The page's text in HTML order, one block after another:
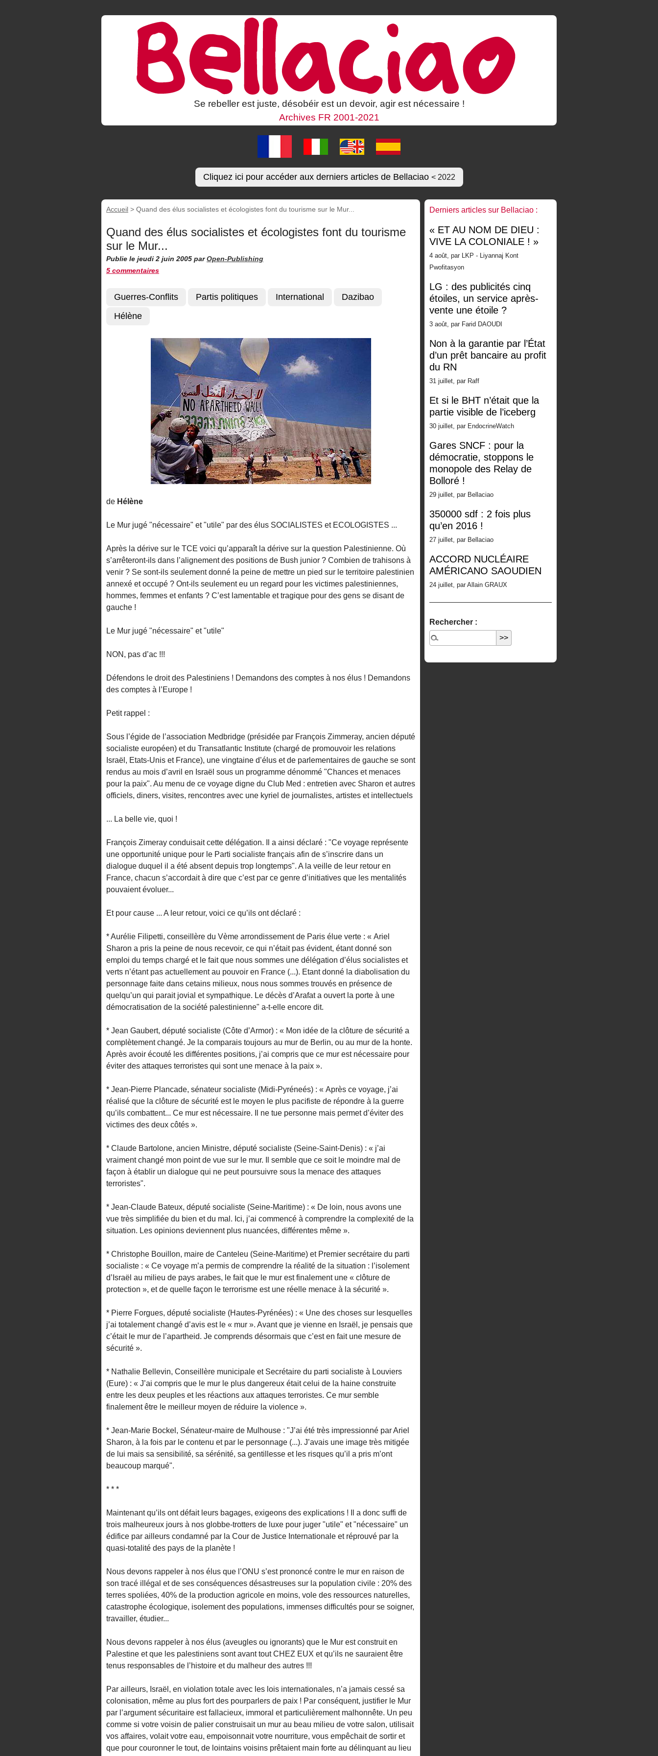
Se rebeller est juste, désobéir est un devoir, agir est nécessaire !
Archives FR 2001-2021
Cliquez ici pour accéder aux derniers articles de Bellaciao < 2022
Accueil > Quand des élus socialistes et écologistes font du tourisme sur le Mur...
Quand des élus socialistes et écologistes font du tourisme
sur le Mur...
Publie le jeudi 2 juin 2005 parOpen-Publishing
5 commentaires
Guerres-Conflits Partis politiques International
Dazibao
Hélène
de Hélène
Le Mur jugé "nécessaire" et "utile" par des élus SOCIALISTES et ECOLOGISTES ...
Après la dérive sur le TCE voici qu’apparaît la dérive sur la question Palestinienne. Où
s’arrêteront-ils dans l’alignement des positions de Bush junior ? Combien de trahisons à
venir ? Se sont-ils seulement donné la peine de mettre un pied sur le territoire palestinien
annexé et occupé ? Ont-ils seulement eu un regard pour les victimes palestiniennes,
hommes, femmes et enfants ? C’est lamentable et tragique pour des gens se disant de
gauche !
Le Mur jugé "nécessaire" et "utile"
NON, pas d’ac !!!
Défendons le droit des Palestiniens ! Demandons des comptes à nos élus ! Demandons
des comptes à l’Europe !
Petit rappel :
Sous l’égide de l’association Medbridge (présidée par François Zimmeray, ancien député
socialiste européen) et du Transatlantic Institute (chargé de promouvoir les relations
Israël, Etats-Unis et France), une vingtaine d’élus et de parlementaires de gauche se sont
rendus au mois d’avril en Israël sous un programme dénommé "Chances et menaces
pour la paix". Au menu de ce voyage digne du Club Med : entretien avec Sharon et autres
officiels, diners, visites, rencontres avec une kyriel de journalistes, artistes et intellectuels
... La belle vie, quoi !
François Zimeray conduisait cette délégation. Il a ainsi déclaré : "Ce voyage représente
une opportunité unique pour le Parti socialiste français afin de s’inscrire dans un
dialogue duquel il a été absent depuis trop longtemps". A la veille de leur retour en
France, chacun s’accordait à dire que c’est par ce genre d’initiatives que les mentalités
pouvaient évoluer...
Et pour cause ... A leur retour, voici ce qu’ils ont déclaré :
* Aurélie Filipetti, conseillère du Vème arrondissement de Paris élue verte : « Ariel
Sharon a pris la peine de nous recevoir, ce qui n’était pas évident, étant donné son
emploi du temps chargé et le fait que nous sommes une délégation d’élus socialistes et
verts n’étant pas actuellement au pouvoir en France (...). Etant donné la diabolisation du
personnage faite dans cetains milieux, nous nous sommes trouvés en présence de
quelqu’un qui parait jovial et sympathique. Le décès d’Arafat a ouvert la porte à une
démocratisation de la société palestinienne" a-t-elle encore dit.
* Jean Gaubert, député socialiste (Côte d’Armor) : « Mon idée de la clôture de sécurité a
complètement changé. Je la comparais toujours au mur de Berlin, ou au mur de la honte.
Après avoir écouté les différentes positions, j’ai compris que ce mur est nécessaire pour
éviter des attaques terroristes qui sont une menace à la paix ».
* Jean-Pierre Plancade, sénateur socialiste (Midi-Pyréneés) : « Après ce voyage, j’ai
réalisé que la clôture de sécurité est le moyen le plus pacifiste de répondre à la guerre
qu’ils combattent... Ce mur est nécessaire. Il ne tue personne mais permet d’éviter des
victimes des deux côtés ».
* Claude Bartolone, ancien Ministre, député socialiste (Seine-Saint-Denis) : « j’ai
vraiment changé mon point de vue sur le mur. Il semble que ce soit le moindre mal de
façon à établir un dialogue qui ne peut poursuivre sous la menace des attaques
terroristes".
* Jean-Claude Bateux, député socialiste (Seine-Maritime) : « De loin, nous avons une
vue très simplifiée du bien et du mal. Ici, j’ai commencé à comprendre la complexité de la
situation. Les opinions deviennent plus nuancées, différentes même ».
* Christophe Bouillon, maire de Canteleu (Seine-Maritime) et Premier secrétaire du parti
socialiste : « Ce voyage m’a permis de comprendre la réalité de la situation : l’isolement
d’Israël au milieu de pays arabes, le fait que le mur est finalement une « clôture de
protection », et de quelle façon le terrorisme est une réelle menace à la sécurité ».
* Pierre Forgues, député socialiste (Hautes-Pyrénées) : « Une des choses sur lesquelles
j’ai totalement changé d’avis est le « mur ». Avant que je vienne en Israël, je pensais que
c’était le mur de l’apartheid. Je comprends désormais que c’est en fait une mesure de
sécurité ».
* Nathalie Bellevin, Conseillère municipale et Secrétaire du parti socialiste à Louviers
(Eure) : « J’ai compris que le mur le plus dangereux était celui de la haine construite
entre les deux peuples et les réactions aux attaques terroristes. Ce mur semble
finalement être le meilleur moyen de réduire la violence ».
* Jean-Marie Bockel, Sénateur-maire de Mulhouse : "J’ai été très impressionné par Ariel
Sharon, à la fois par le contenu et par le personnage (...). J’avais une image très mitigée
de lui mais sa sensibilité, sa sérénité, sa gentillesse et les risques qu’il a pris m’ont
beaucoup marqué".
* * *
Maintenant qu’ils ont défait leurs bagages, exigeons des explications ! Il a donc suffi de
trois malheureux jours à nos globbe-trotters de luxe pour juger "utile" et "nécessaire" un
édifice par ailleurs condamné par la Cour de Justice Internationale et réprouvé par la
quasi-totalité des pays de la planète !
Nous devons rappeler à nos élus que l’ONU s’est prononcé contre le mur en raison de
son tracé illégal et de ses conséquences désastreuses sur la population civile : 20% des
terres spoliées, 40% de la production agricole en moins, vole des ressources naturelles,
catastrophe écologique, isolement des populations, immenses difficultés pour se soigner,
travailler, étudier...
Nous devons rappeler à nos élus (aveugles ou ignorants) que le Mur est construit en
Palestine et que les palestiniens sont avant tout CHEZ EUX et qu’ils ne sauraient être
tenus responsables de l’histoire et du malheur des autres !!!
Par ailleurs, Israël, en violation totale avec les lois internationales, n’a jamais cessé sa
colonisation, même au plus fort des pourparlers de paix ! Par conséquent, justifier le Mur
par l’argument sécuritaire est fallacieux, immoral et particulièrement malhonnête. Un peu
comme si votre voisin de palier construisait un mur au beau milieu de votre salon, utilisait
vos affaires, volait votre eau, empoisonnait votre nourriture, vous empêchait de sortir et
que pour couronner le tout, de lointains voisins prêtaient main forte au délinquant au lieu
Derniers articles sur Bellaciao :
« ET AU NOM DE DIEU :
VIVE LA COLONIALE ! »
4 août, par LKP - Liyannaj Kont
Pwofitasyon
LG : des publicités cinq
étoiles, un service après-
vente une étoile ?
3 août, par Farid DAOUDI
Non à la garantie par l’État
d’un prêt bancaire au profit
du RN
31 juillet, par Raff
Et si le BHT n’était que la
partie visible de l’iceberg
30 juillet, par EndocrineWatch
Gares SNCF : pour la
démocratie, stoppons le
monopole des Relay de
Bolloré !
29 juillet, par Bellaciao
350000 sdf : 2 fois plus
qu’en 2016 !
27 juillet, par Bellaciao
ACCORD NUCLÉAIRE
AMÉRICANO SAOUDIEN
24 juillet, par Allain GRAUX
Rechercher :